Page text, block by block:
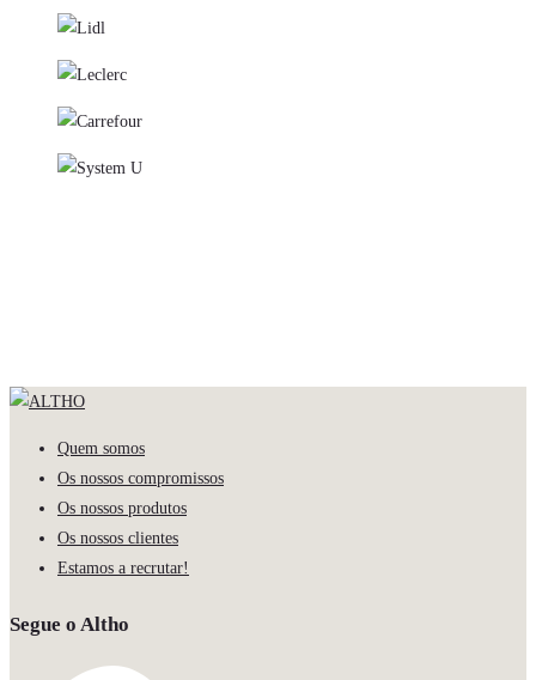
Quem somos
Os nossos compromissos
Os nossos produtos
Os nossos clientes
Estamos a recrutar!
Segue o Altho